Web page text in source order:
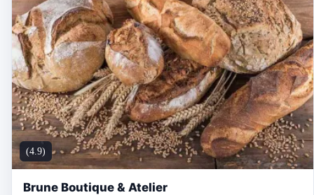
(4.9)
Brune Boutique & Atelier